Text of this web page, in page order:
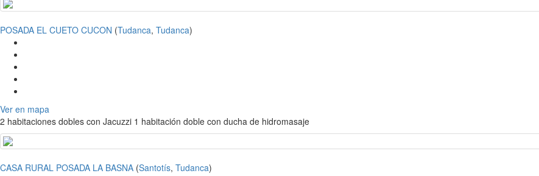
POSADA EL CUETO CUCON (Tudanca, Tudanca)
Ver en mapa
2 habitaciones dobles con Jacuzzi 1 habitación doble con ducha de hidromasaje
CASA RURAL POSADA LA BASNA (Santotís, Tudanca)